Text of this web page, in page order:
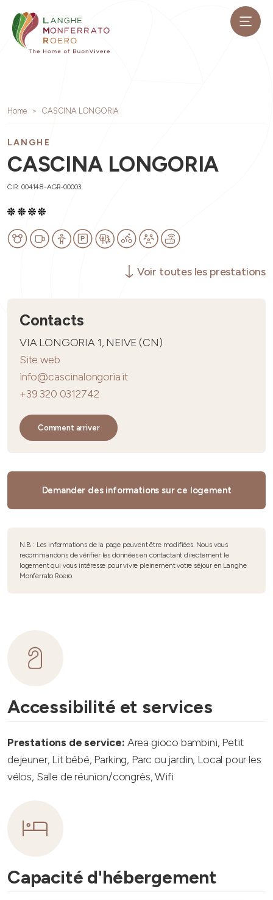
Home CASCINA LONGORIA
LANGHE
CASCINA LONGORIA
CIR: 004148-AGR-00003
Voir toutes les prestations
Contacts
VIA LONGORIA 1, NEIVE (CN)
Site web
info@cascinalongoria.it
+39 320 0312742
Comment arriver
Demander des informations sur ce logement
N.B. : Les informations de la page peuvent être modifiées. Nous vous
recommandons de vérifier les données en contactant directement le
logement qui vous intéresse pour vivre pleinement votre séjour en Langhe
Monferrato Roero.
Accessibilité et services
Prestations de service: Area gioco bambini, Petit
dejeuner, Lit bébé, Parking, Parc ou jardin, Local pour les
vélos, Salle de réunion/congrès, Wifi
Capacité d'hébergement